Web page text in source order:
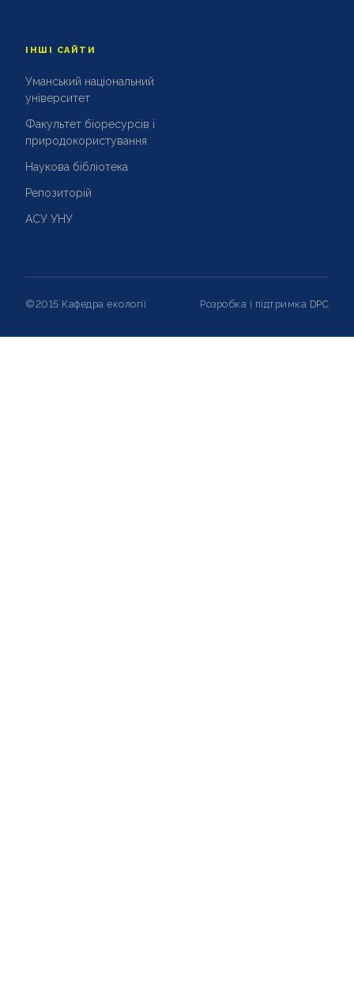
ІНШІ САЙТИ
Уманський національний
університет
Факультет біоресурсів і
природокористування
Наукова бібліотека
Репозиторій
АСУ УНУ
©2015 Кафедра екології Розробка і підтримка DPC